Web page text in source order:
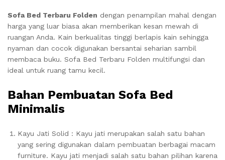
Sofa Bed Terbaru Folden dengan penampilan mahal dengan
harga yang luar biasa akan memberikan kesan mewah di
ruangan Anda. Kain berkualitas tinggi berlapis kain sehingga
nyaman dan cocok digunakan bersantai seharian sambil
membaca buku. Sofa Bed Terbaru Folden multifungsi dan
ideal untuk ruang tamu kecil.
Bahan Pembuatan Sofa Bed
Minimalis
Kayu Jati Solid : Kayu jati merupakan salah satu bahan
yang sering digunakan dalam pembuatan berbagai macam
furniture. Kayu jati menjadi salah satu bahan pilihan karena